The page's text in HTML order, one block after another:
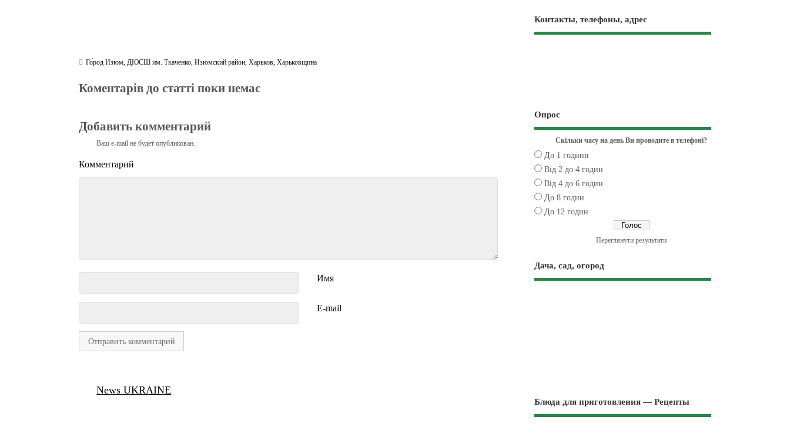
Го́род Изюм ДЮСШ им. Ткаченко ,Изюмский район ,Харьков ,Харьковщина
Коментарів до статті поки немає
Добавить комментарий
Ваш e-mail не будет опубликован.
Комментарий
Имя
E-mail
News UKRAINE
Контакты, телефоны, адрес
Опрос
Скільки часу на день Ви проводите в телефоні?
До 1 години
Від 2 до 4 годин
Від 4 до 6 годин
До 8 годин
До 12 годин
Переглянути результати
Дача, сад, огород
Блюда для приготовления — Рецепты